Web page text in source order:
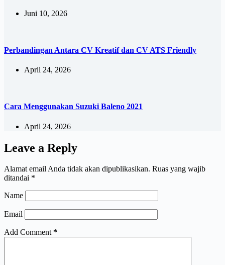
Juni 10, 2026
Perbandingan Antara CV Kreatif dan CV ATS Friendly
April 24, 2026
Cara Menggunakan Suzuki Baleno 2021
April 24, 2026
Leave a Reply
Alamat email Anda tidak akan dipublikasikan. Ruas yang wajib
ditandai *
Name
Email
Add Comment*